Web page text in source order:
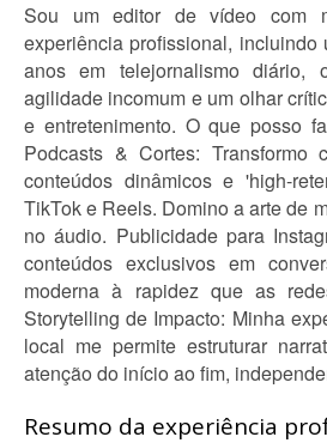
Sou um editor de vídeo com
experiência profissional,
anos em telejornalismo
agilidade incomum e um olhar
e entretenimento. O que posso
Podcasts & Cortes: Transformo
conteúdos dinâmicos e 'high-
TikTok e Reels. Domino a arte de
no áudio. Publicidade para
conteúdos exclusivos em
moderna à rapidez que as
Storytelling de Impacto: Minha
local me permite estruturar
atenção do início ao fim,
Resumo da experiência